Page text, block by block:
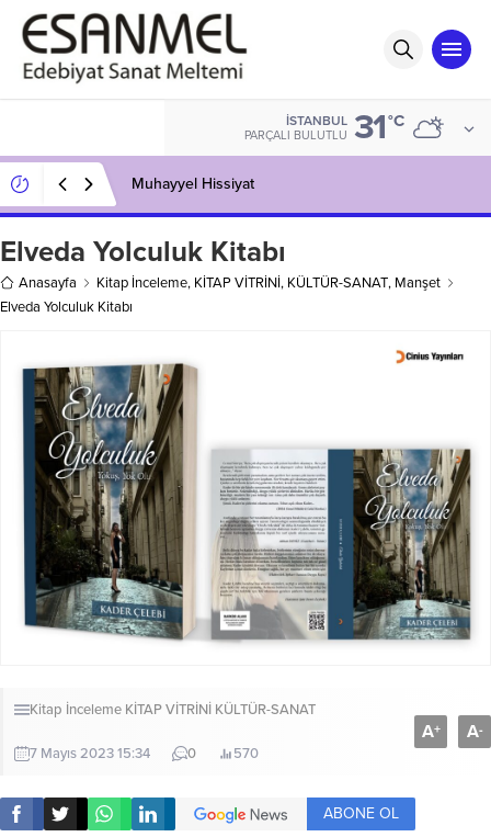
İSTANBUL
PARÇALI BULUTLU 31°C
Muhayyel Hissiyat
Elveda Yolculuk Kitabı
Anasayfa Kitap İnceleme, KİTAP VİTRİNİ, KÜLTÜR-SANAT, Manşet
Elveda Yolculuk Kitabı
Kitap İnceleme KİTAP VİTRİNİ KÜLTÜR-SANAT
7 Mayıs 2023 15:34 0 570
A+ A-
ABONE OL